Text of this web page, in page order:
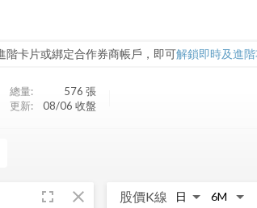
階卡片或綁定合作券商帳戶，即可解鎖即時及進
總量: 576 張
更新:
08/06 收盤
fullscreen close 股價K線